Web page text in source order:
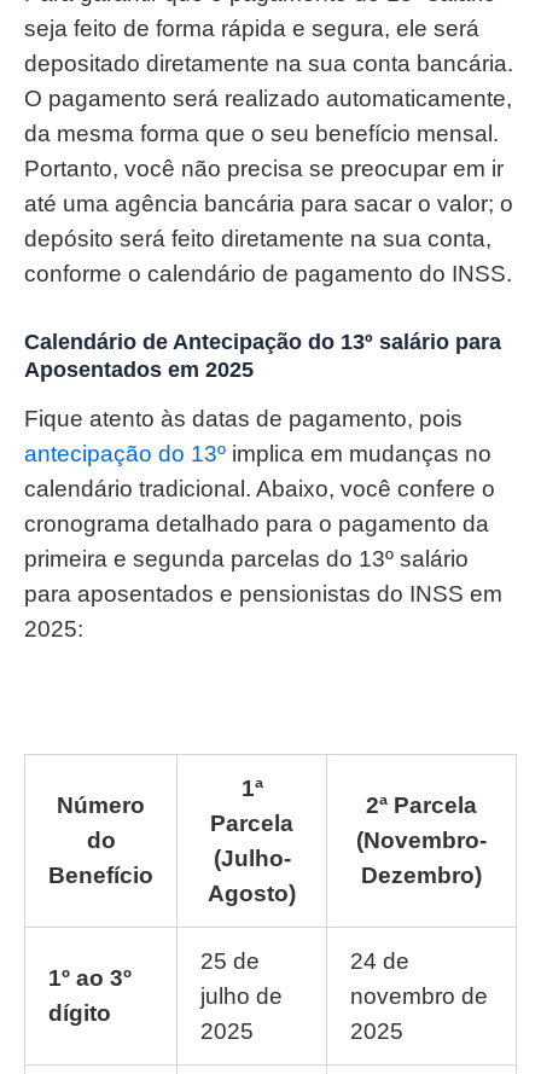
seja feito de forma rápida e segura, ele será
depositado diretamente na sua conta bancária.
O pagamento será realizado automaticamente,
da mesma forma que o seu benefício mensal.
Portanto, você não precisa se preocupar em ir
até uma agência bancária para sacar o valor; o
depósito será feito diretamente na sua conta,
conforme o calendário de pagamento do INSS.
Calendário de Antecipação do 13º salário para
Aposentados em 2025
Fique atento às datas de pagamento, pois
antecipação do 13º implica em mudanças no
calendário tradicional. Abaixo, você confere o
cronograma detalhado para o pagamento da
primeira e segunda parcelas do 13º salário
para aposentados e pensionistas do INSS em
2025:
Número
do
Benefício
1ª
Parcela
(Julho-
Agosto)
2ª Parcela
(Novembro-
Dezembro)
1º ao 3º
dígito
25 de
julho de
2025
24 de
novembro de
2025